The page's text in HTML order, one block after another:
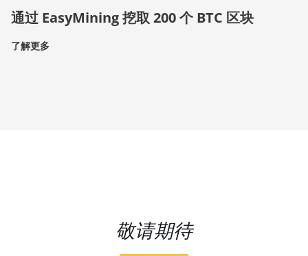
通过 EasyMining 挖取 200 个 BTC 区块
了解更多
敬请期待